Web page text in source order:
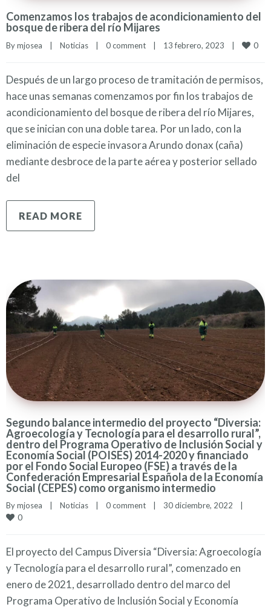
Comenzamos los trabajos de acondicionamiento del
bosque de ribera del río Mijares
By mjosea | Noticias | 0 comment | 13 febrero, 2023 | 0
Después de un largo proceso de tramitación de permisos,
hace unas semanas comenzamos por fin los trabajos de
acondicionamiento del bosque de ribera del río Mijares,
que se inician con una doble tarea. Por un lado, con la
eliminación de especie invasora Arundo donax (caña)
mediante desbroce de la parte aérea y posterior sellado
del
READ MORE
Segundo balance intermedio del proyecto “Diversia:
Agroecología y Tecnología para el desarrollo rural”,
dentro del Programa Operativo de Inclusión Social y
Economía Social (POISES) 2014-2020 y financiado
por el Fondo Social Europeo (FSE) a través de la
Confederación Empresarial Española de la Economía
Social (CEPES) como organismo intermedio
By mjosea Noticias 0 comment 30 diciembre, 2022
0
El proyecto del Campus Diversia “Diversia: Agroecología
y Tecnología para el desarrollo rural”, comenzado en
enero de 2021, desarrollado dentro del marco del
Programa Operativo de Inclusión Social y Economía